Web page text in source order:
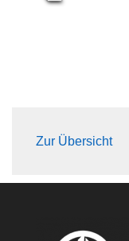
Zur Übersicht